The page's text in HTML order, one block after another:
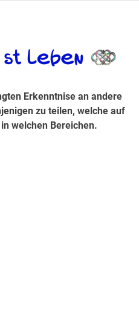
welchen Bereichen.
Erkenntnise an andere
zu teilen, welche auf
welchen Bereichen.